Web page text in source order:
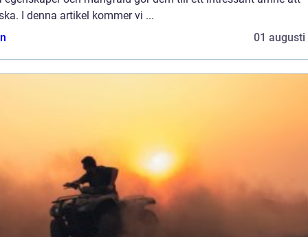
I denna artikel kommer vi ...
01 augusti